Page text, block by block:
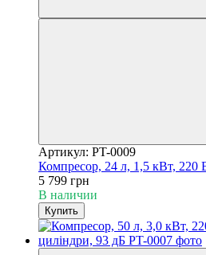
Артикул: PT-0009
Компресор, 24 л, 1,5 кВт, 220
5 799 грн
В наличии
Купить